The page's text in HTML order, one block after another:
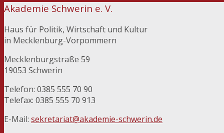
Akademie Schwerin e. V.
Haus für Politik, Wirtschaft und Kultur
in Mecklenburg-Vorpommern
Mecklenburgstraße 59
19053 Schwerin
Telefon: 0385 555 70 90
Telefax: 0385 555 70 913
E-Mail: sekretariat@akademie-schwerin.de